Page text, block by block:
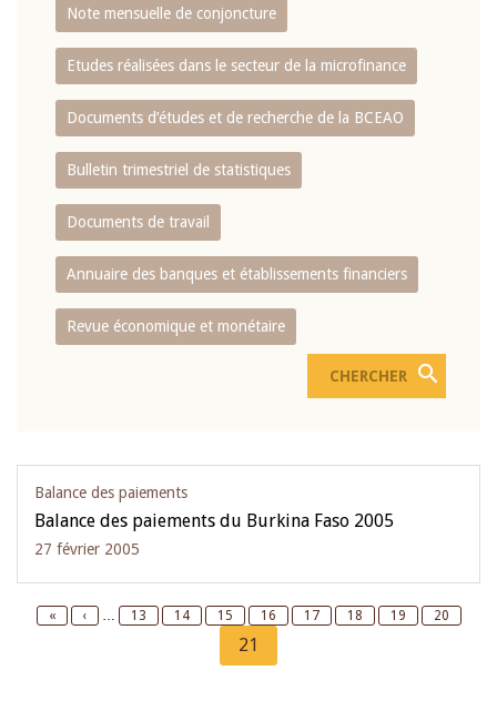
Note mensuelle de conjoncture
Etudes réalisées dans le secteur de la microfinance
Documents d’études et de recherche de la BCEAO
Bulletin trimestriel de statistiques
Documents de travail
Annuaire des banques et établissements financiers
Revue économique et monétaire
Balance des paiements
Balance des paiements du Burkina Faso 2005
27 février 2005
Pagination
First
«
Previous
‹ … Page
13 Page
14 Page
15 Page
16 Page
17 Page
18 Page
19 Page
20
Current
page
21